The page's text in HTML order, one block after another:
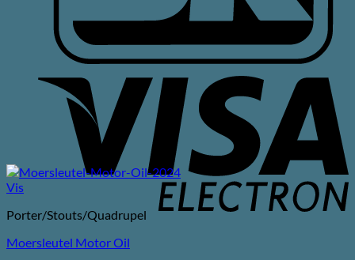
Vis
Porter/Stouts/Quadrupel
Moersleutel Motor Oil